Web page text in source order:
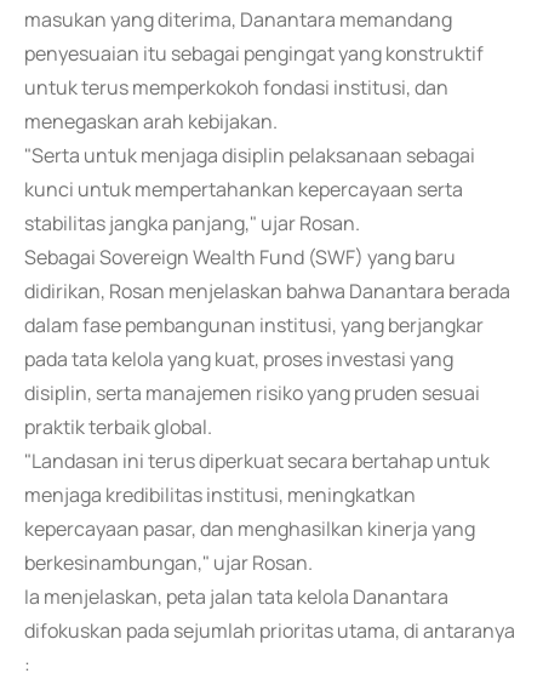
masukan yang diterima, Danantara memandang
penyesuaian itu sebagai pengingat yang konstruktif
untuk terus memperkokoh fondasi institusi, dan
menegaskan arah kebijakan.
"Serta untuk menjaga disiplin pelaksanaan sebagai
kunci untuk mempertahankan kepercayaan serta
stabilitas jangka panjang," ujar Rosan.
Sebagai Sovereign Wealth Fund (SWF) yang baru
didirikan, Rosan menjelaskan bahwa Danantara berada
dalam fase pembangunan institusi, yang berjangkar
pada tata kelola yang kuat, proses investasi yang
disiplin, serta manajemen risiko yang pruden sesuai
praktik terbaik global.
"Landasan ini terus diperkuat secara bertahap untuk
menjaga kredibilitas institusi, meningkatkan
kepercayaan pasar, dan menghasilkan kinerja yang
berkesinambungan," ujar Rosan.
Ia menjelaskan, peta jalan tata kelola Danantara
difokuskan pada sejumlah prioritas utama, di antaranya
: